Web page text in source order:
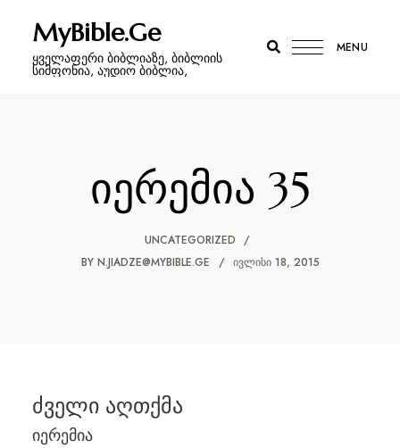
MyBible.Ge
ყველაფერი ბიბლიაზე, ბიბლიის
სიმფონია, აუდიო ბიბლია,
MENU
იერემია 35
UNCATEGORIZED
BY N.JIADZE@MYBIBLE.GE ᲘᲕᲚᲘᲡᲘ 18, 2015
ძველი აღთქმა
იერემია